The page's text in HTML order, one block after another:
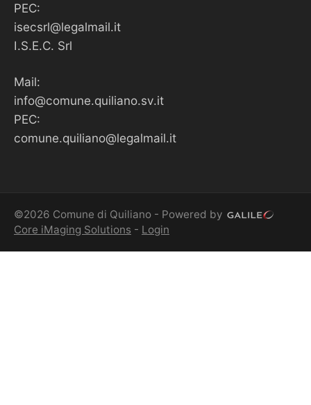
PEC:
isecsrl@legalmail.it
I.S.E.C. Srl
Mail:
info@comune.quiliano.sv.it
PEC:
comune.quiliano@legalmail.it
©2026 Comune di Quiliano - Powered by
Core iMaging Solutions - Login